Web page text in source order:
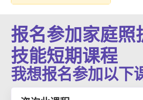
报名参加家庭照
技能短期课程
我想报名参加以下